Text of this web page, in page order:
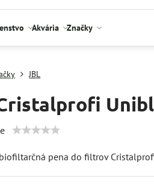
Akvária Značky
JBL
pena do filtrov